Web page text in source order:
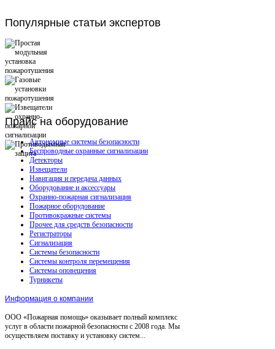
Популярные статьи экспертов
Прайсна оборудование
Автономные системы безопасности
Беспроводные охранные сигнализации
Детекторы
Извещатели
Навигация и передача данных
Оборудование и аксессуары
Охранно-пожарная сигнализация
Пожарное оборудование
Противокражные системы
Прочее для средств безопасности
Регистраторы
Сигнализация
Системы безопасности
Системы контроля перемещения
Системы оповещения
Турникеты
Информация о компании
ООО «Пожарная помощь» оказывает полный комплекс
услуг в области пожарной безопасности с 2008 года. Мы
осуществляем поставку и установку систем...